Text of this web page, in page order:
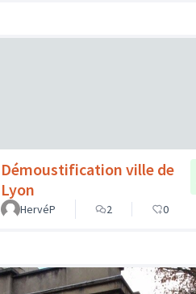
Démoustification ville de
Lyon
HervéP
2 0